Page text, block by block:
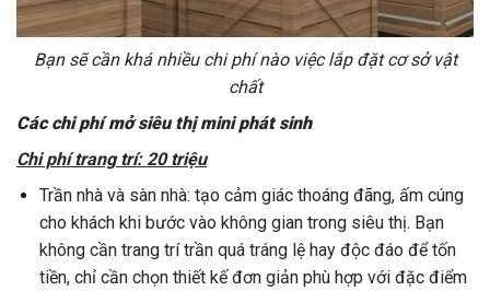
Bạn sẽ cần khá nhiều chi phí nào việc lắp đặt cơ sở vật
chất
Các chi phí mở siêu thị mini phát sinh
Chi phí trang trí: 20 triệu
Trần nhà và sàn nhà: tạo cảm giác thoáng đãng, ấm cúng
cho khách khi bước vào không gian trong siêu thị. Bạn
không cần trang trí trần quá tráng lệ hay độc đáo để tốn
tiền, chỉ cần chọn thiết kế đơn giản phù hợp với đặc điểm